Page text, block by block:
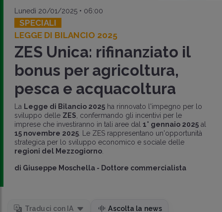
Lunedì 20/01/2025 • 06:00
SPECIALI
LEGGE DI BILANCIO 2025
ZES Unica: rifinanziato il
bonus per agricoltura,
pesca e acquacoltura
La Legge di Bilancio 2025ha rinnovato l'impegno per lo
sviluppo delle ZES , confermando gli incentivi per le
imprese che investiranno in tali aree dal 1° gennaio 2025al
15 novembre 2025. Le ZES rappresentano un'opportunità
strategica per lo sviluppo economico e sociale delle
regioni del Mezzogiorno.
di Giuseppe Moschella - Dottore commercialista
Traduci con IA Ascolta la news